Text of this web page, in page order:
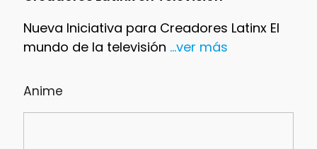
Nueva Iniciativa para Creadores Latinx El
mundo de la televisión ...ver más
Anime